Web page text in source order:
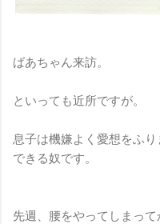
ばあちゃん来訪。
といっても近所ですが。
息子は機嫌よく愛想をふり
できる奴です。
先週、腰をやってしまって